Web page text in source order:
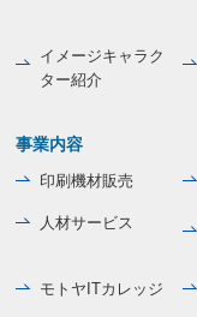
イメージキャラク
ター紹介
事業内容
印刷機材販売
人材サービス
モトヤITカレッジ